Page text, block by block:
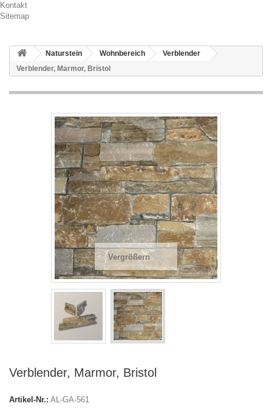
Kontakt
Sitemap
Naturstein Wohnbereich
Verblender
Verblender, Marmor, Bristol
Vergrößern
Verblender, Marmor, Bristol
Artikel-Nr.: AL-GA-561